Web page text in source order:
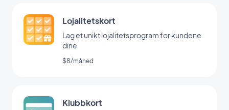
Lojalitetskort
Lag et unikt lojalitetsprogram for kundene
dine
$8/måned
Klubbkort